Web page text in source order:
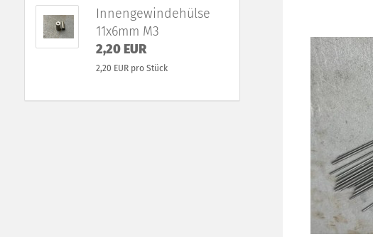
Innengewindehülse
11x6mm M3
2,20 EUR
2,20 EUR pro Stück